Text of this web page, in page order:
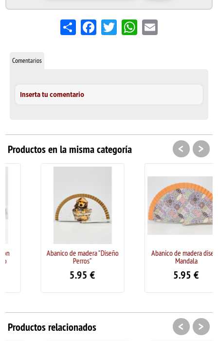
Share FacebookTwitterWhatsApp
Email
Comentarios
Inserta tu comentario
Productos en la misma categoría
Abanico de madera "Diseño
€
Abanico de madera diseño
Mandala
€
< >
Productos relacionados < >